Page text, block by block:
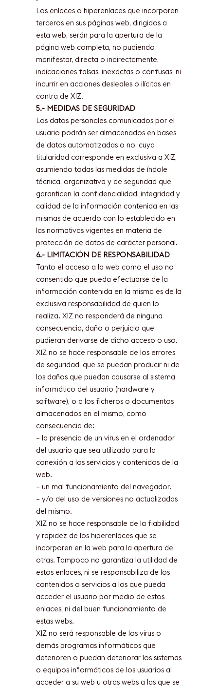
Los enlaces o hiperenlaces que incorporen
terceros en sus páginas web, dirigidos a
esta web, serán para la apertura de la
página web completa, no pudiendo
manifestar, directa o indirectamente,
indicaciones falsas, inexactas o confusas, ni
incurrir en acciones desleales o ilícitas en
contra de XIZ.
5.- MEDIDAS DE SEGURIDAD
Los datos personales comunicados por el
usuario podrán ser almacenados en bases
de datos automatizadas o no, cuya
titularidad corresponde en exclusiva a XIZ,
asumiendo todas las medidas de índole
técnica, organizativa y de seguridad que
garanticen la confidencialidad, integridad y
calidad de la información contenida en las
mismas de acuerdo con lo establecido en
las normativas vigentes en materia de
protección de datos de carácter personal.
6.- LIMITACIÓN DE RESPONSABILIDAD
Tanto el acceso a la web como el uso no
consentido que pueda efectuarse de la
información contenida en la misma es de la
exclusiva responsabilidad de quien lo
realiza. XIZ no responderá de ninguna
consecuencia, daño o perjuicio que
pudieran derivarse de dicho acceso o uso.
XIZ no se hace responsable de los errores
de seguridad, que se puedan producir ni de
los daños que puedan causarse al sistema
informático del usuario (hardware y
software), o a los ficheros o documentos
almacenados en el mismo, como
consecuencia de:
– la presencia de un virus en el ordenador
del usuario que sea utilizado para la
conexión a los servicios y contenidos de la
web.
– un mal funcionamiento del navegador.
– y/o del uso de versiones no actualizadas
del mismo.
XIZ no se hace responsable de la fiabilidad
y rapidez de los hiperenlaces que se
incorporen en la web para la apertura de
otras. Tampoco no garantiza la utilidad de
estos enlaces, ni se responsabiliza de los
contenidos o servicios a los que pueda
acceder el usuario por medio de estos
enlaces, ni del buen funcionamiento de
estas webs.
XIZ no será responsable de los virus o
demás programas informáticos que
deterioren o puedan deteriorar los sistemas
o equipos informáticos de los usuarios al
acceder a su web u otras webs a las que se